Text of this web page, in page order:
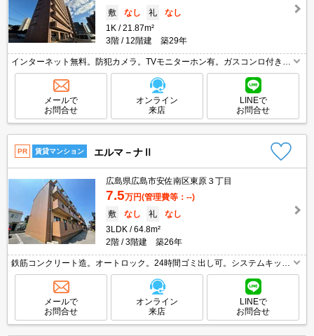
敷
なし 礼
なし
1K
21.87m²
3階
12階建 築29年
インターネット無料。防犯カメラ。TVモニターホン有。ガスコンロ付き。
温水洗浄便座付き。フレスタへ350m。セブンイレブンへ400m。ウォンツ
まで600m。自社管理物件。引越指定業者あり。
メールで
お問合せ
オンライン
来店
LINEで
お問合せ
PR 賃貸マンション エルマ－ナⅡ
広島県広島市安佐南区東原３丁目
7.5万円(管理費等：--)
敷
なし 礼
なし
3LDK
64.8m²
2階
3階建 築26年
鉄筋コンクリート造。オートロック。24時間ゴミ出し可。システムキッチ
ン。3口ガスコンロ付。洗面化粧台付き。室内に洗濯機置場あり。引越指
定業者あり。初期費用・家賃カード払い可。フレスタへ610m。
メールで
お問合せ
オンライン
来店
LINEで
お問合せ